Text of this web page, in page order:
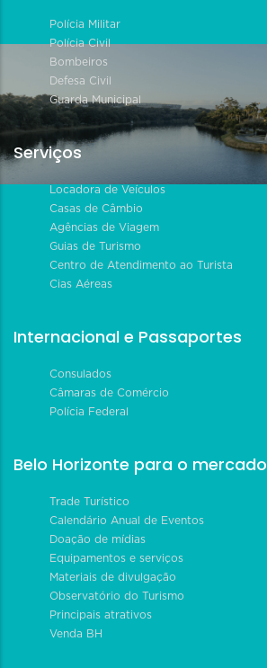
Polícia Militar
Polícia Civil
Bombeiros
Defesa Civil
Guarda Municipal
Serviços
Locadora de Veículos
Casas de Câmbio
Agências de Viagem
Guias de Turismo
Centro de Atendimento ao Turista
Cias Aéreas
Internacional e Passaportes
Consulados
Câmaras de Comércio
Polícia Federal
Belo Horizonte para o mercado
Trade Turístico
Calendário Anual de Eventos
Doação de mídias
Equipamentos e serviços
Materiais de divulgação
Observatório do Turismo
Principais atrativos
Venda BH